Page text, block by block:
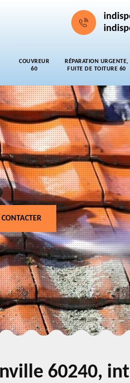
COUVREUR
60
RÉPARATION URGENTE,
FUITE DE TOITURE 60
60240,